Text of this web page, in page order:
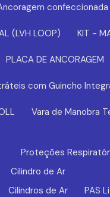
(LVH LOOP) KIT -
PLACA DE ANCORAGEM
com Guincho
Vara de Manobra
Proteções
Cilindro de Ar
Cilindros de Ar
PAS